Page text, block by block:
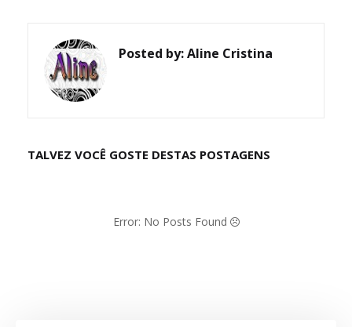
Posted by:Aline Cristina
TALVEZ VOCÊ GOSTE DESTAS POSTAGENS
Error: No Posts Found